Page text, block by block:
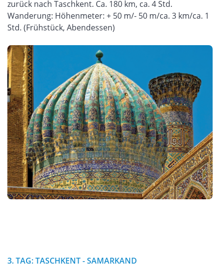
zurück nach Taschkent. Ca. 180 km, ca. 4 Std.
Wanderung: Höhenmeter: + 50 m/- 50 m/ca. 3 km/ca. 1
Std. (Frühstück, Abendessen)
3. TAG: TASCHKENT - SAMARKAND